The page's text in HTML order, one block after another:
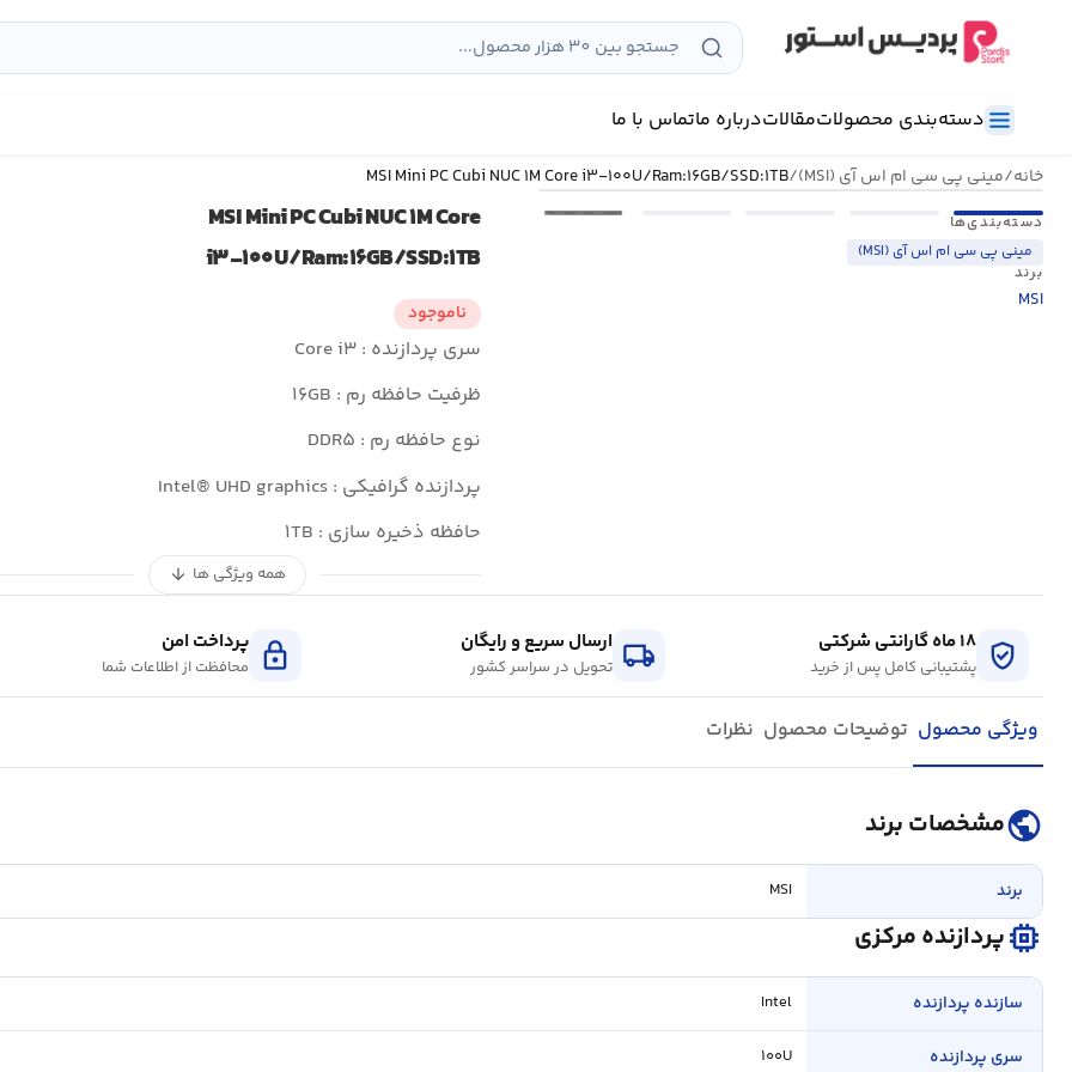
دسته‌بندی محصولاتمقالاتدرباره ماتماس با ما
خانه/مینی پی سی ام اس آی (MSI) /MSI Mini PC Cubi NUC ۱M Core i۳-۱۰۰U/Ram:۱۶GB/SSD:۱TB
•••
دسته‌بندی‌ها
مینی پی سی ام اس آی (MSI)
برند
MSI
MSI Mini PC Cubi NUC ۱M Core
i۳-۱۰۰U/Ram:۱۶GB/SSD:۱TB
ناموجود
سری پردازنده : Core i۳
ظرفیت حافظه رم : ۱۶GB
نوع حافظه رم : DDR۵
پردازنده گرافیکی : Intel® UHD graphics
حافظه ذخیره سازی : ۱TB
همه ویژگی ها arrow_downward
verified_user ۱۸ ماه گارانتی شرکتی
پشتیبانی کامل پس از خرید local_shipping ارسال سریع و رایگان
تحویل در سراسر کشور lock پرداخت امن
محافظت از اطلاعات شما
ویژگی محصول توضیحات محصول نظرات
publicمشخصات برند
برند MSI
memoryپردازنده مرکزی
سازنده پردازنده Intel
سری پردازنده ۱۰۰U